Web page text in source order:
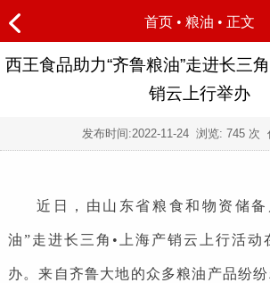
首页 • 粮油 • 正文
西王食品助力“齐鲁粮油”走进长三
销云上行举办
发布时间:2022-11-24 浏览: 745 次
近日，由山东省粮食和物资储
油”走进长三角•上海产销云上行活动
办。来自齐鲁大地的众多粮油产品纷